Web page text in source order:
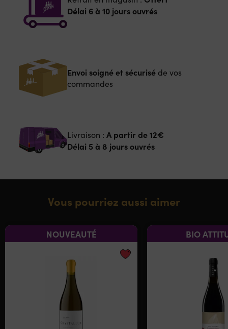
Délai 6 à 10 jours ouvrés
Envoi soigné et sécuriséde vos
commandes
Livraison : A partir de 12€
Délai 5 à 8 jours ouvrés
Vous pourriez aussi aimer
NOUVEAUTÉ BIO